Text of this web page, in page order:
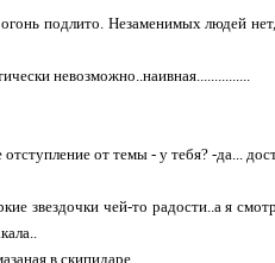
подлито. Незаменимых людей
невозможно..наивная...............
от темы - у тебя? -да...
звездочки чей-то радости..а я
в скипидаре...